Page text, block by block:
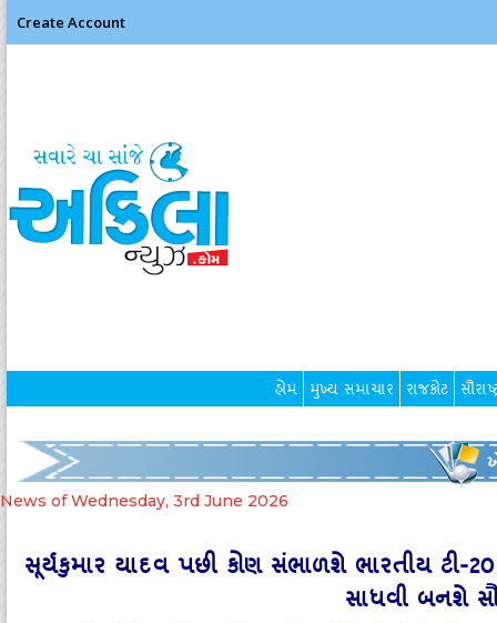
Create Account
હોમ મુખ્ય સમાચાર રાજકોટ
News of Wednesday, 3rd June 2026
સૂર્યકુમાર યાદવ પછી કોણ સંભાળશે ભારતીય
સાધવી બનશે